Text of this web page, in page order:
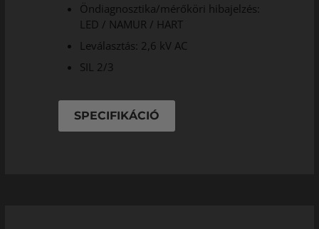
Öndiagnosztika/mérőköri hibajelzés:
LED / NAMUR / HART
Leválasztás: 2,6 kV AC
SIL 2/3
SPECIFIKÁCIÓ